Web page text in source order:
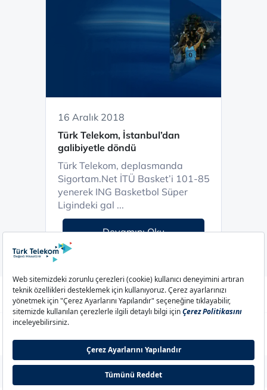
16 Aralık 2018
Türk Telekom, İstanbul’dan
galibiyetle döndü
Türk Telekom, deplasmanda
Sigortam.Net İTÜ Basket’i 101-85
yenerek ING Basketbol Süper
Ligindeki gal ...
Devamını Oku